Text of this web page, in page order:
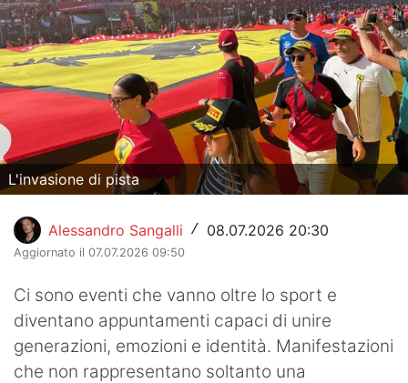
Hockey
Pallanuoto
Pallamano
News
Turismo
Eventi
L'invasione di pista
Alessandro Sangalli / 08.07.2026 20:30
Aggiornato il 07.07.2026 09:50
Ci sono eventi che vanno oltre lo sport e
diventano appuntamenti capaci di unire
generazioni, emozioni e identità. Manifestazioni
che non rappresentano soltanto una